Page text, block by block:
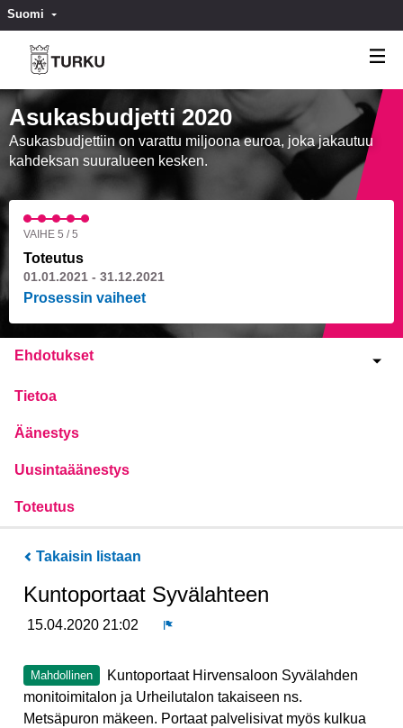
Suomi Valitse kieli
Asukasbudjetti 2020
Asukasbudjettiin on varattu miljoona euroa, joka jakautuu
kahdeksan suuralueen kesken.
VAIHE 5 / 5
Toteutus
01.01.2021 - 31.12.2021
Prosessin vaiheet
Ehdotukset
Tietoa
Äänestys
Uusintaäänestys
Toteutus
Takaisin listaan
Kuntoportaat Syvälahteen
15.04.2020 21:02
Mahdollinen
Kuntoportaat Hirvensaloon Syvälahden
monitoimitalon ja Urheilutalon takaiseen ns.
Metsäpuron mäkeen. Portaat palvelisivat myös kulkua